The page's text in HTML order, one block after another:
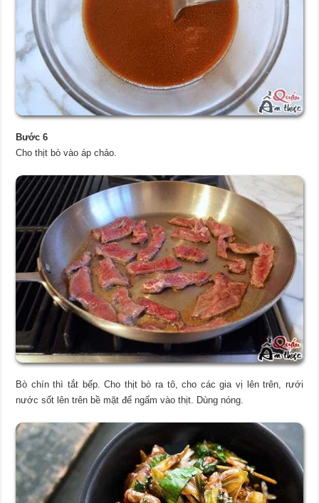
Bước 6
Cho thịt bò vào áp chảo.
Bò chín thì tắt bếp. Cho thịt bò ra tô, cho các gia vị lên trên, rưới
nước sốt lên trên bề mặt để ngấm vào thịt. Dùng nóng.